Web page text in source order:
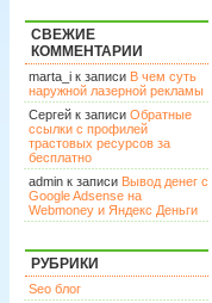
СВЕЖИЕ
КОММЕНТАРИИ
marta_i к записи В чем суть
наружной лазерной рекламы
Сергей к записи Обратные
ссылки с профилей
трастовых ресурсов за
бесплатно
admin к записи Вывод денег с
Google Adsense на
Webmoney и Яндекс Деньги
РУБРИКИ
Seo блог